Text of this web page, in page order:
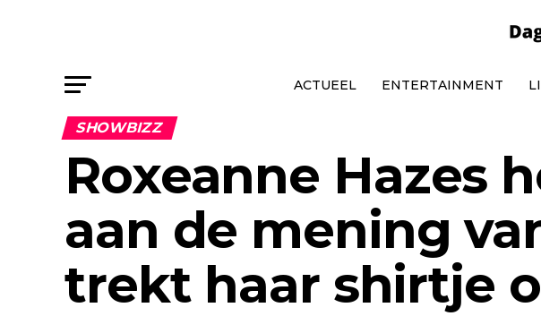
ACTUEEL ENTERTAINMENT
SHOWBIZZ
Roxeanne Hazes
aan de mening
trekt haar shirtje